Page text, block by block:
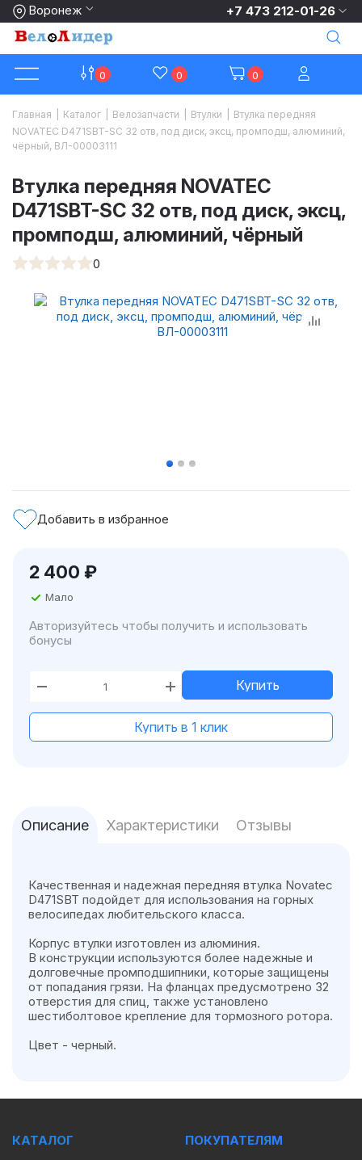
Воронеж +7 473 212-01-26
0 0 0
Главная Каталог Велозапчасти Втулки
Втулка передняя
NOVATEC D471SBT-SC 32 отв, под диск, эксц, промподш, алюминий,
чёрный, ВЛ-00003111
Втулка передняя NOVATEC
D471SBT-SC 32 отв, под диск, эксц,
промподш, алюминий, чёрный
0
Добавить в избранное
2 400 ₽
Мало
Авторизуйтесь чтобы получить и использовать
бонусы
Купить
Купить в 1 клик
Описание Характеристики Отзывы
Качественная и надежная передняя втулка Novatec
D471SBT подойдет для использования на горных
велосипедах любительского класса.
Корпус втулки изготовлен из алюминия.
В конструкции используются более надежные и
долговечные промподшипники, которые защищены
от попадания грязи. На фланцах предусмотрено 32
отверстия для спиц, также установлено
шестиболтовое крепление для тормозного ротора.
Цвет - черный.
КАТАЛОГ
ПОКУПАТЕЛЯМ